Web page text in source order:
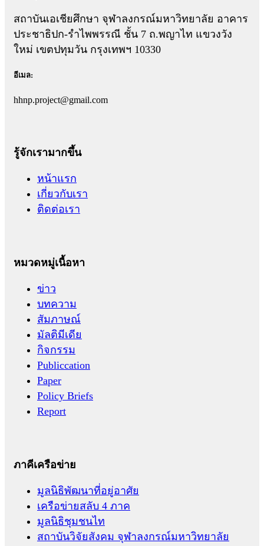
สถาบันเอเชียศึกษา จุฬาลงกรณ์มหาวิทยาลัย อาคาร
ประชาธิปก-รำไพพรรณี ชั้น 7 ถ.พญาไท แขวงวัง
ใหม่ เขตปทุมวัน กรุงเทพฯ 10330
อีเมล:
hhnp.project@gmail.com
รู้จักเรามากขึ้น
หน้าแรก
เกี่ยวกับเรา
ติดต่อเรา
หมวดหมู่เนื้อหา
ข่าว
บทความ
สัมภาษณ์
มัลติมีเดีย
กิจกรรม
Publiccation
Paper
Policy Briefs
Report
ภาคีเครือข่าย
มูลนิธิพัฒนาที่อยู่อาศัย
เครือข่ายสลับ 4 ภาค
มูลนิธิชุมชนไท
สถาบันวิจัยสังคม จุฬาลงกรณ์มหาวิทยาลัย